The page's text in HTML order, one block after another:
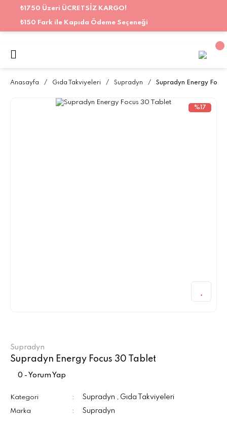
₺1750 Üzeri ÜCRETSİZ KARGO!
₺150 Fark ile Kapıda Ödeme Seçeneği
Anasayfa Gıda Takviyeleri Supradyn Supradyn Energy
%17
Supradyn
Supradyn Energy Focus 30 Tablet
0 - Yorum Yap
Kategori Supradyn , Gıda Takviyeleri
Marka Supradyn